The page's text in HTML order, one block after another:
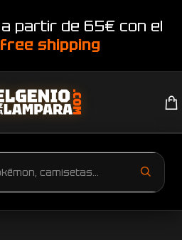
a partir de 65€ con el
free shipping